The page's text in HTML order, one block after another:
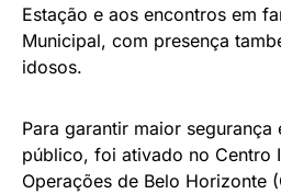
Estação e aos encontros em
Municipal, com presença
idosos.
Para garantir maior
público, foi ativado no Centro
Operações de Belo Horizonte